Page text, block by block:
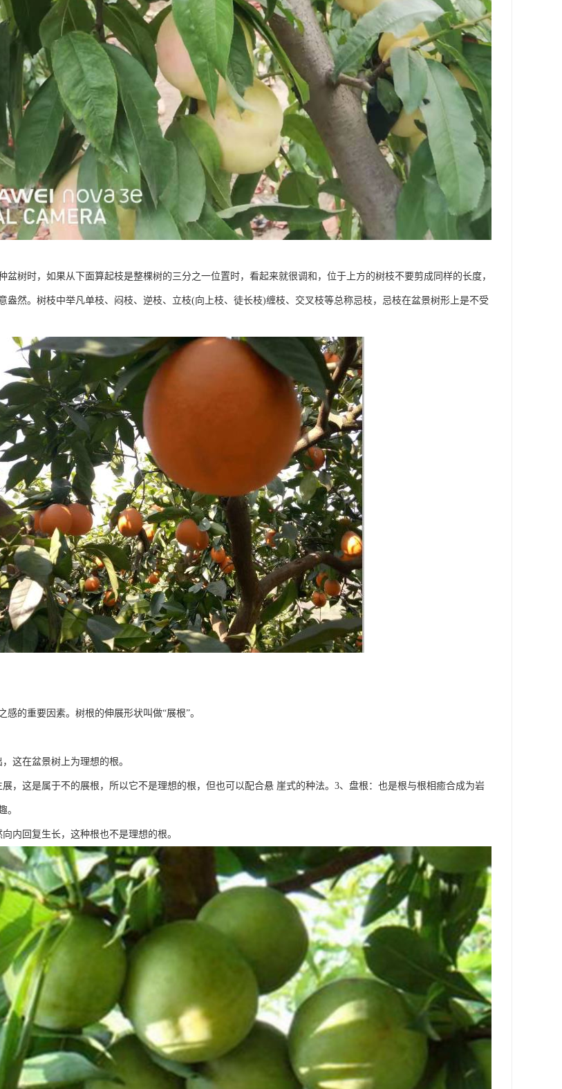
盆树时，如果从下面算起枝是整棵树的三分之一位置时，看起来就很调和，位于上方的树枝不要剪成同样的长度，
盎然。树枝中举凡单枝、闷枝、逆枝、立枝(向上枝、徒长枝)缠枝、交叉枝等总称忌枝，忌枝在盆景树形上是不受
的重要因素。树根的伸展形状叫做“展根”。
这在盆景树上为理想的根。
，这是属于不的展根，所以它不是理想的根，但也可以配合悬 崖式的种法。3、盘根：也是根与根相癒合成为岩
。
内回复生长，这种根也不是理想的根。